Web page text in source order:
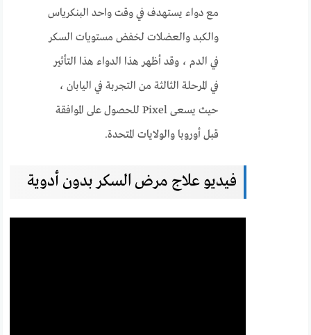
مع دواء يستهدف في وقت واحد البنكرياس
والكبد والعضلات لخفض مستويات السكر
في الدم ، وقد أظهر هذا الدواء هذا التأثير
في المرحلة الثالثة من التجربة في اليابان ،
حيث يسعى Pixel للحصول على الموافقة
قبل أوروبا والولايات المتحدة.
فيديو علاج مرض السكر بدون أدوية